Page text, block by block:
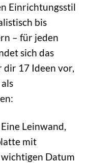
Einrichtungsstil
bis
– für jeden
sich das
dir 17 Ideen vor,
Eine Leinwand,
mit
Datum